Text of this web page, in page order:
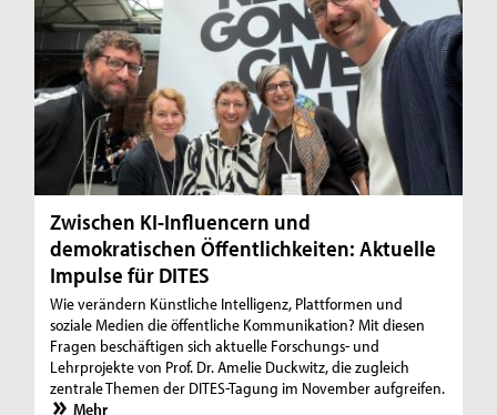
Zwischen KI-Influencern und
demokratischen Öffentlichkeiten: Aktuelle
Impulse für DITES
Wie verändern Künstliche Intelligenz, Plattformen und
soziale Medien die öffentliche Kommunikation? Mit diesen
Fragen beschäftigen sich aktuelle Forschungs- und
Lehrprojekte von Prof. Dr. Amelie Duckwitz, die zugleich
zentrale Themen der DITES-Tagung im November aufgreifen.
Mehr